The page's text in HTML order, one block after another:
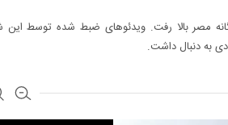
مصر بالا رفت. ویدئوهای ضبط شده توسط
به دنبال داشت.